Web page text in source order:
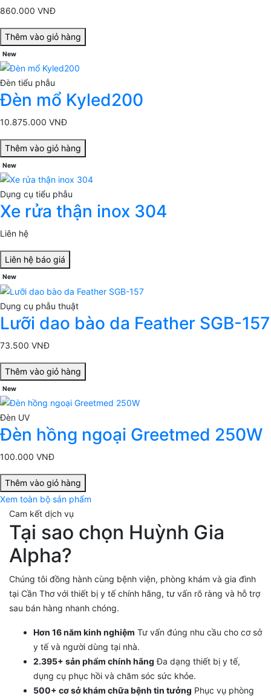
860.000 VNĐ
Thêm vào giỏ hàng
New
Đèn tiểu phẫu
Đèn mổ Kyled200
10.875.000 VNĐ
Thêm vào giỏ hàng
New
Dụng cụ tiểu phẫu
Xe rửa thận inox 304
Liên hệ
Liên hệ báo giá
New
Dụng cụ phẫu thuật
Lưỡi dao bào da Feather SGB-157
73.500 VNĐ
Thêm vào giỏ hàng
New
Đèn UV
Đèn hồng ngoại Greetmed 250W
100.000 VNĐ
Thêm vào giỏ hàng
Xem toàn bộ sản phẩm
Cam kết dịch vụ
Tại sao chọn Huỳnh Gia
Alpha?
Chúng tôi đồng hành cùng bệnh viện, phòng khám và gia đình
tại Cần Thơ với thiết bị y tế chính hãng, tư vấn rõ ràng và hỗ trợ
sau bán hàng nhanh chóng.
Hơn 16 năm kinh nghiệm Tư vấn đúng nhu cầu cho cơ sở
y tế và người dùng tại nhà.
2.395+ sản phẩm chính hãng Đa dạng thiết bị y tế,
dụng cụ phục hồi và chăm sóc sức khỏe.
500+ cơ sở khám chữa bệnh tin tưởng Phục vụ phòng